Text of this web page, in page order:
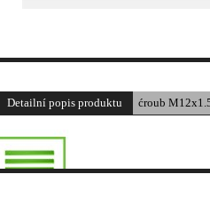
Detailní popis produktu ćroub